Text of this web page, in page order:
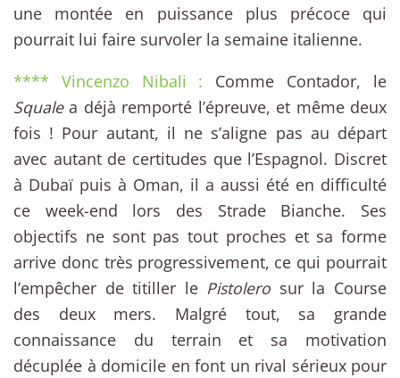
une montée en puissance plus précoce qui
pourrait lui faire survoler la semaine italienne.
**** Vincenzo Nibali : Comme Contador, le
Squalea déjà remporté l’épreuve, et même deux
fois ! Pour autant, il ne s’aligne pas au départ
avec autant de certitudes que l’Espagnol. Discret
à Dubaï puis à Oman, il a aussi été en difficulté
ce week-end lors des Strade Bianche. Ses
objectifs ne sont pas tout proches et sa forme
arrive donc très progressivement, ce qui pourrait
l’empêcher de titiller le Pistolero sur la Course
des deux mers. Malgré tout, sa grande
connaissance du terrain et sa motivation
décuplée à domicile en font un rival sérieux pour